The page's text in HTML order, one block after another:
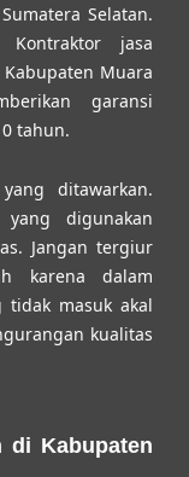
Selatan.
Kontraktor jasa
Muara
garansi
tahun.
ditawarkan.
digunakan
Jangan tergiur
karena dalam
tidak masuk akal
kualitas
di Kabupaten